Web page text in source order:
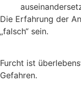
Die Erfahrung der
„falsch“ sein.
Furcht ist
Gefahren.